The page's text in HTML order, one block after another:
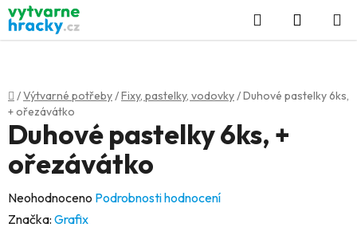
Přejít
na
obsah
Hledat
KOŠÍK
Domů
/Výtvarné potřeby/Fixy, pastelky, vodovky/Duhové pastelky 6ks,
+ ořezávátko
Duhové pastelky 6ks, +
ořezávátko
Průměrné
hodnocení
Neohodnoceno Podrobnosti hodnocení
Značka: Grafix